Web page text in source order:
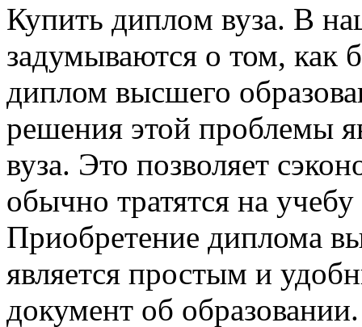
Купить диплoм вузa. В
задумываются о том, как
диплом высшего
решения этой проблемы
вуза. Это позволяет
обычно тратятся на
Приобретение диплома
является простым и
документ об